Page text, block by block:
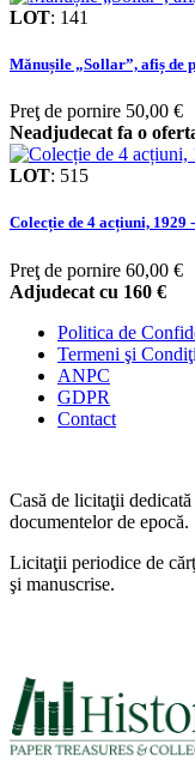
LOT: 141
Mănușile „Sollar”, afiș de
Preţ de pornire 50,00 €
Neadjudecat fa o
LOT: 515
Colecție de 4 acțiuni, 1929
Preţ de pornire 60,00 €
Adjudecat cu 160 €
Politica de
Termeni şi
ANPC
GDPR
Contact
Casă de licitaţii
documentelor de epocă.
Licitaţii periodice de
şi manuscrise.